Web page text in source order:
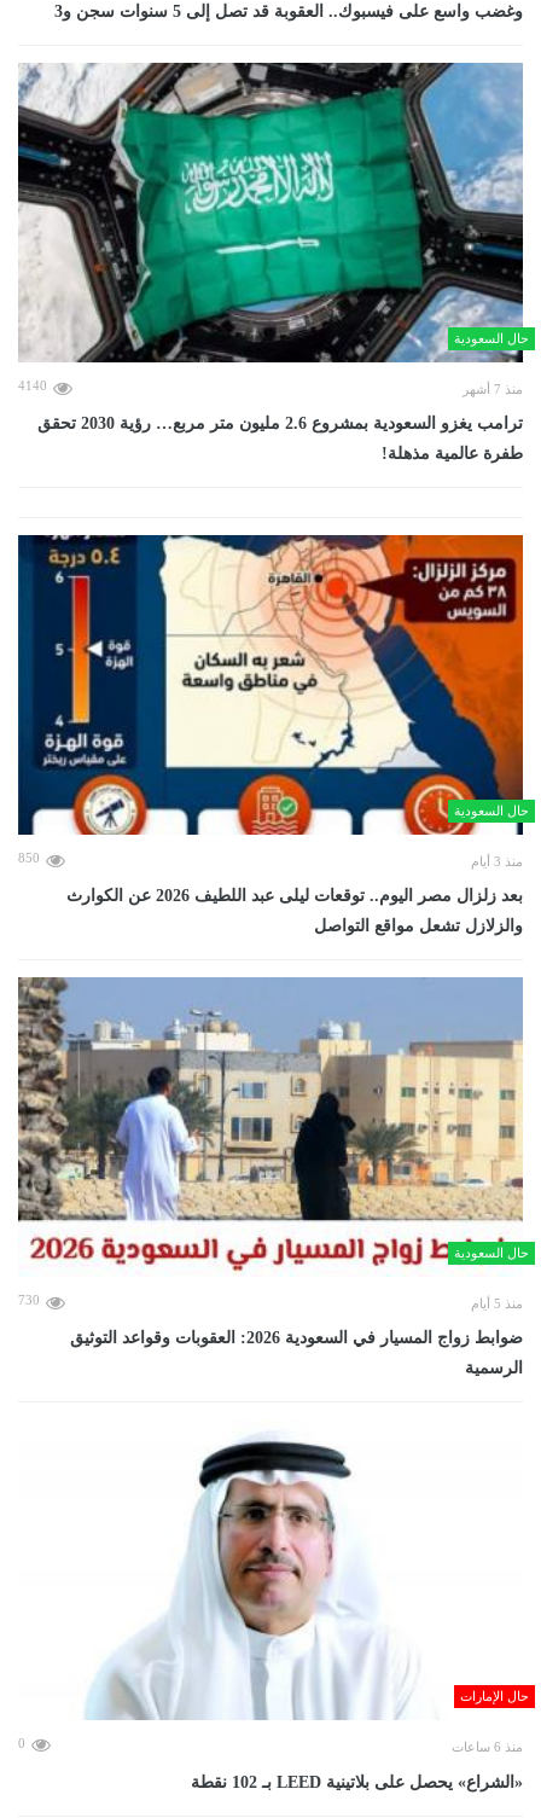
وغضب واسع على فيسبوك.. العقوبة قد تصل إلى 5 سنوات سجن و3
حال السعودية
منذ 7 أشهر 4140
ترامب يغزو السعودية بمشروع 2.6 مليون متر مربع… رؤية 2030 تحقق
طفرة عالمية مذهلة!
حال السعودية
منذ 3 أيام 850
بعد زلزال مصر اليوم.. توقعات ليلى عبد اللطيف 2026 عن الكوارث
والزلازل تشعل مواقع التواصل
حال السعودية
منذ 5 أيام 730
ضوابط زواج المسيار في السعودية 2026: العقوبات وقواعد التوثيق
الرسمية
حال الإمارات
منذ 6 ساعات 0
«الشراع» يحصل على بلاتينية LEED بـ 102 نقطة